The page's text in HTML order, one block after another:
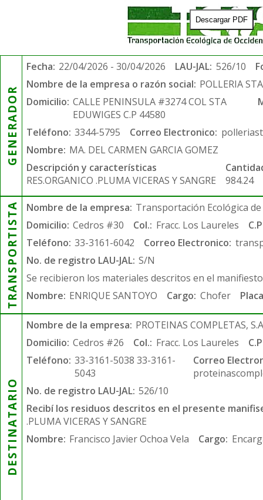
Descargar PDF
GENERADOR
Fecha: 22/04/2026 - 30/04/2026 LAU-JAL: 526/10
Nombre de la empresa o razón social: POLLERIA
Domicilio: CALLE PENINSULA #3274 COL STA
EDUWIGES C.P 44580
Teléfono: 3344-5795 Correo Electronico:
Nombre: MA. DEL CARMEN GARCIA GOMEZ
Descripción y características
RES.ORGANICO .PLUMA VICERAS Y SANGRE
984.24
TRANSPORTISTA Nombre de la empresa: Transportación Ecológica de
Domicilio: Cedros #30 Col.: Fracc. Los Laureles
Teléfono: 33-3161-6042 Correo Electronico:
No. de registro LAU-JAL: S/N
Se recibieron los materiales descritos en el
Nombre: ENRIQUE SANTOYO Cargo: Chofer
DESTINATARIO
Nombre de la empresa: PROTEINAS COMPLETAS,
Domicilio: Cedros #26 Col.: Fracc. Los Laureles
Teléfono: 33-3161-5038 33-3161-
5043
Correo
No. de registro LAU-JAL: 526/10
Recibí los residuos descritos en el presente
.PLUMA VICERAS Y SANGRE
Nombre: Francisco Javier Ochoa Vela Cargo: